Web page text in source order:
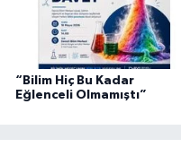
“Bilim Hiç Bu Kadar
Eğlenceli Olmamıştı”